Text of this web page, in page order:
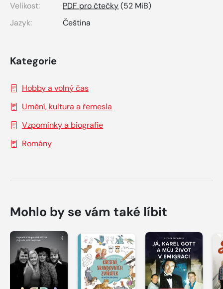
Velikost:
PDF pro čtečky(52 MiB)
Jazyk:
Čeština
Kategorie
Hobby a volný čas
Umění, kultura a řemesla
Vzpomínky a biografie
Romány
Mohlo by se vám také líbit